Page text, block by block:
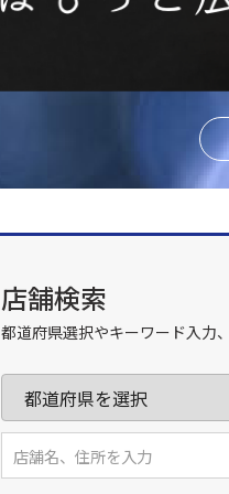
店舗検索
都道府県選択やキーワード入力